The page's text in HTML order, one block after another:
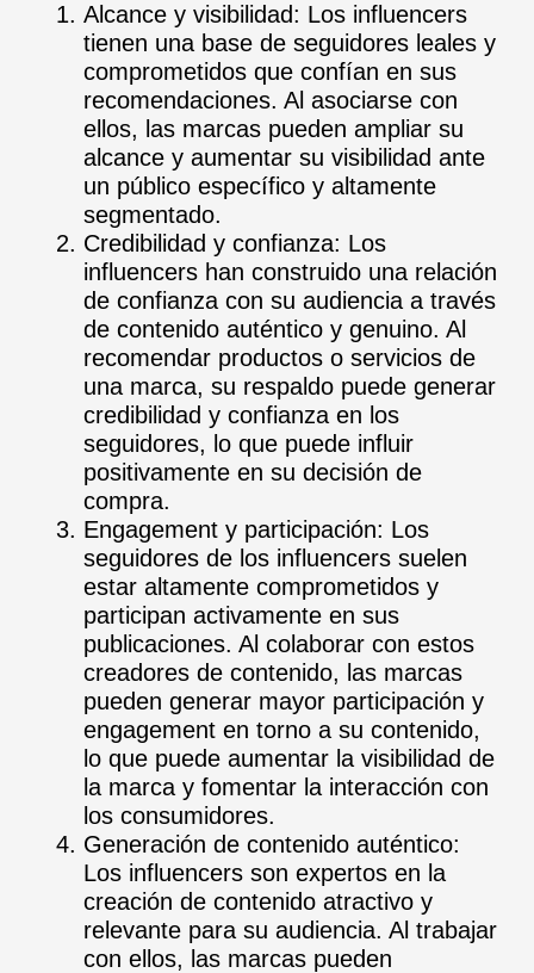
Alcance y visibilidad: Los influencers
tienen una base de seguidores leales y
comprometidos que confían en sus
recomendaciones. Al asociarse con
ellos, las marcas pueden ampliar su
alcance y aumentar su visibilidad ante
un público específico y altamente
segmentado.
Credibilidad y confianza: Los
influencers han construido una relación
de confianza con su audiencia a través
de contenido auténtico y genuino. Al
recomendar productos o servicios de
una marca, su respaldo puede generar
credibilidad y confianza en los
seguidores, lo que puede influir
positivamente en su decisión de
compra.
Engagement y participación: Los
seguidores de los influencers suelen
estar altamente comprometidos y
participan activamente en sus
publicaciones. Al colaborar con estos
creadores de contenido, las marcas
pueden generar mayor participación y
engagement en torno a su contenido,
lo que puede aumentar la visibilidad de
la marca y fomentar la interacción con
los consumidores.
Generación de contenido auténtico:
Los influencers son expertos en la
creación de contenido atractivo y
relevante para su audiencia. Al trabajar
con ellos, las marcas pueden